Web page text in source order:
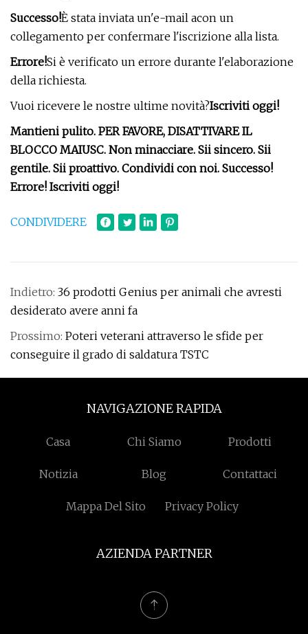
Successo!È stata inviata un'e-mail acon un
collegamento per confermare l'iscrizione alla lista.
Errore!Si è verificato un errore durante l'elaborazione
della richiesta.
Vuoi ricevere le nostre ultime novità?Iscriviti oggi!
Mantieni pulito. PER FAVORE, DISATTIVARE IL
BLOCCO MAIUSC. Non minacciare. Sii sincero. Sii
gentile. Sii proattivo. Condividi con noi. Successo!
Errore! Iscriviti oggi!
CONDIVIDERE
Indietro: 36 prodotti Genius per animali che avresti
desiderato avere anni fa
Prossimo: Poteri veterani attraverso le sfide per
conseguire il grado di saldatura TSTC
NAVIGAZIONE RAPIDA
Casa Chi Siamo Prodotti
Notizia Blog Contattaci
Mappa Del Sito Privacy Policy
AZIENDA PARTNER